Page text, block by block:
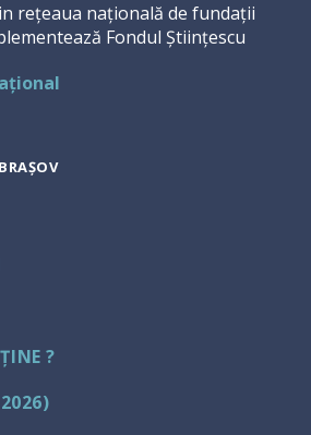
rețeaua națională de fundații
Fondul Științescu
?